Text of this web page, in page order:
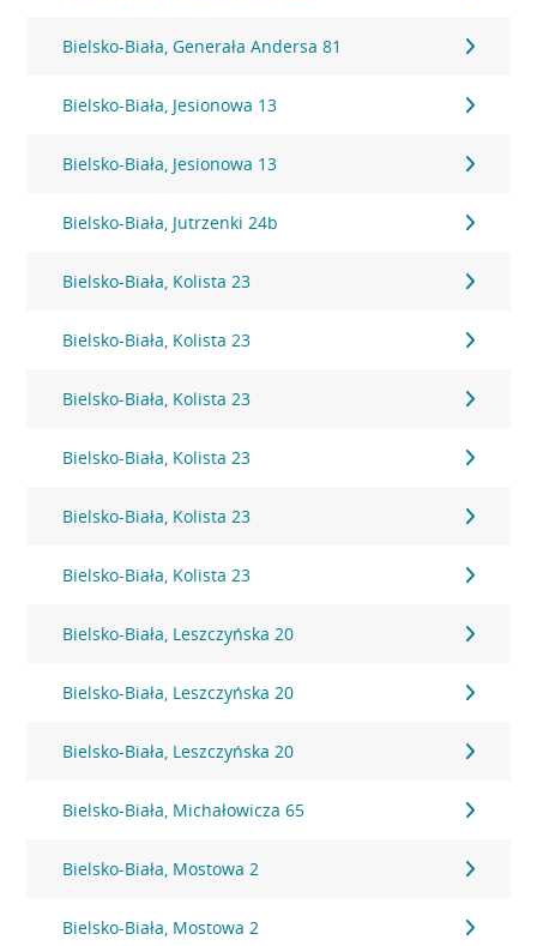
Bielsko-Biała, Generała Andersa 81
Bielsko-Biała, Jesionowa 13
Bielsko-Biała, Jesionowa 13
Bielsko-Biała, Jutrzenki 24b
Bielsko-Biała, Kolista 23
Bielsko-Biała, Kolista 23
Bielsko-Biała, Kolista 23
Bielsko-Biała, Kolista 23
Bielsko-Biała, Kolista 23
Bielsko-Biała, Kolista 23
Bielsko-Biała, Leszczyńska 20
Bielsko-Biała, Leszczyńska 20
Bielsko-Biała, Leszczyńska 20
Bielsko-Biała, Michałowicza 65
Bielsko-Biała, Mostowa 2
Bielsko-Biała, Mostowa 2